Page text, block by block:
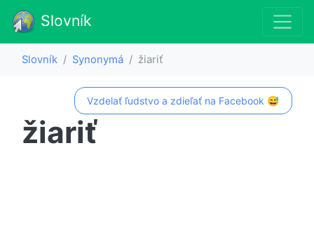
Slovník
Slovník Synonymá žiariť
Vzdelať ľudstvo a zdieľať na Facebook 😅
žiariť